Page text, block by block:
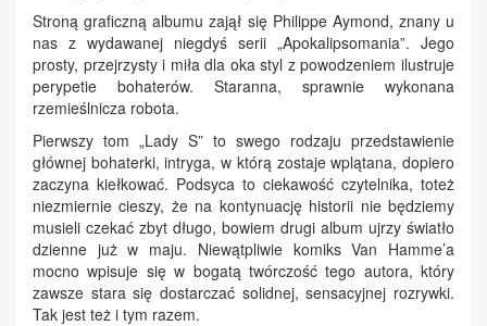
Stroną graficzną albumu zajął się Philippe Aymond, znany u
nas z wydawanej niegdyś serii „Apokalipsomania”. Jego
prosty, przejrzysty i miła dla oka styl z powodzeniem ilustruje
perypetie bohaterów. Staranna, sprawnie wykonana
rzemieślnicza robota.
Pierwszy tom „Lady S” to swego rodzaju przedstawienie
głównej bohaterki, intryga, w którą zostaje wplątana, dopiero
zaczyna kiełkować. Podsyca to ciekawość czytelnika, toteż
niezmiernie cieszy, że na kontynuację historii nie będziemy
musieli czekać zbyt długo, bowiem drugi album ujrzy światło
dzienne już w maju. Niewątpliwie komiks Van Hamme’a
mocno wpisuje się w bogatą twórczość tego autora, który
zawsze stara się dostarczać solidnej, sensacyjnej rozrywki.
Tak jest też i tym razem.